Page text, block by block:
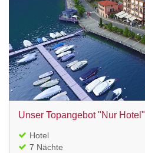
Unser Topangebot "Nur Hotel"
Hotel
7 Nächte